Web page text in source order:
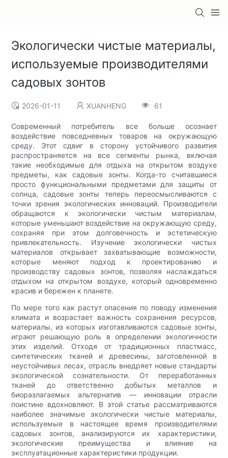
Экологически чистые материалы,
используемые производителями
садовых зонтов
2026-01-11 XUANHENG 61
Современный потребитель все больше осознает
воздействие повседневных товаров на окружающую
среду. Этот сдвиг в сторону устойчивого развития
распространяется на все сегменты рынка, включая
такие необходимые для отдыха на открытом воздухе
предметы, как садовые зонты. Когда-то считавшиеся
просто функциональными предметами для защиты от
солнца, садовые зонты теперь переосмысливаются с
точки зрения экологических инноваций. Производители
обращаются к экологически чистым материалам,
которые уменьшают воздействие на окружающую среду,
сохраняя при этом долговечность и эстетическую
привлекательность. Изучение экологически чистых
материалов открывает захватывающие возможности,
которые меняют подход к проектированию и
производству садовых зонтов, позволяя наслаждаться
отдыхом на открытом воздухе, который одновременно
красив и бережен к планете.
По мере того как растут опасения по поводу изменения
климата и возрастает важность сохранения ресурсов,
материалы, из которых изготавливаются садовые зонты,
играют решающую роль в определении экологичности
этих изделий. Отходя от традиционных пластмасс,
синтетических тканей и древесины, заготовленной в
неустойчивых лесах, отрасль внедряет новые стандарты
экологической сознательности. От переработанных
тканей до ответственно добытых металлов и
биоразлагаемых альтернатив — инновации отрасли
поистине вдохновляют. В этой статье рассматриваются
наиболее значимые экологически чистые материалы,
используемые в настоящее время производителями
садовых зонтов, анализируются их характеристики,
экологические преимущества и влияние на
эксплуатационные характеристики продукции.